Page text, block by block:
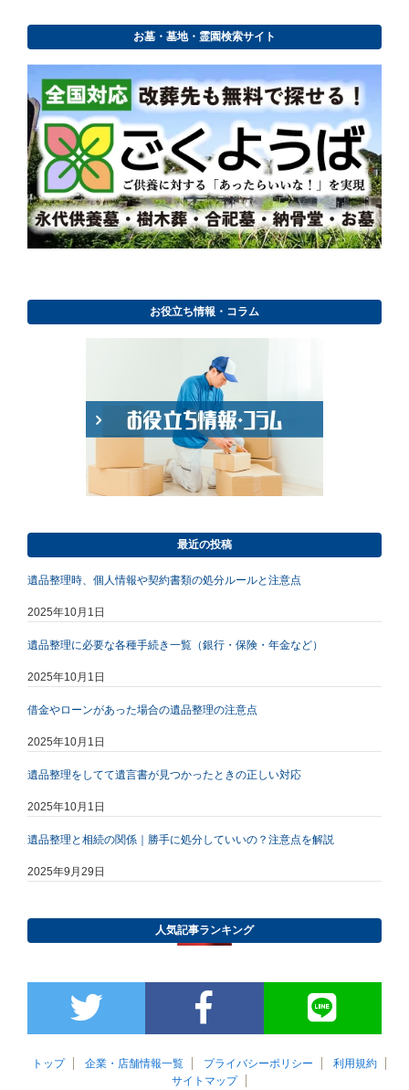
お墓・墓地・霊園検索サイト
お役立ち情報・コラム
最近の投稿
遺品整理時、個人情報や契約書類の処分ルールと注意点
2025年10月1日
遺品整理に必要な各種手続き一覧（銀行・保険・年金など）
2025年10月1日
借金やローンがあった場合の遺品整理の注意点
2025年10月1日
遺品整理をしてて遺言書が見つかったときの正しい対応
2025年10月1日
遺品整理と相続の関係｜勝手に処分していいの？注意点を解説
2025年9月29日
人気記事ランキング
トップ 企業・店舗情報一覧 プライバシーポリシー
利用規約
サイトマップ